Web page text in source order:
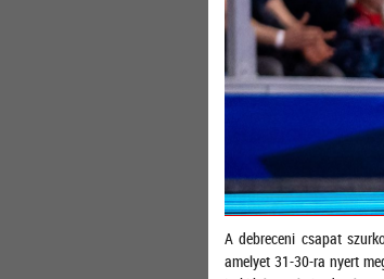
A debreceni csapat
amelyet 31-30-ra nyert